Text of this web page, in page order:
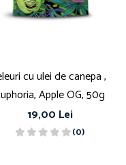
cu ulei de canepa ,
Apple OG, 50g
19,00 Lei
(0)